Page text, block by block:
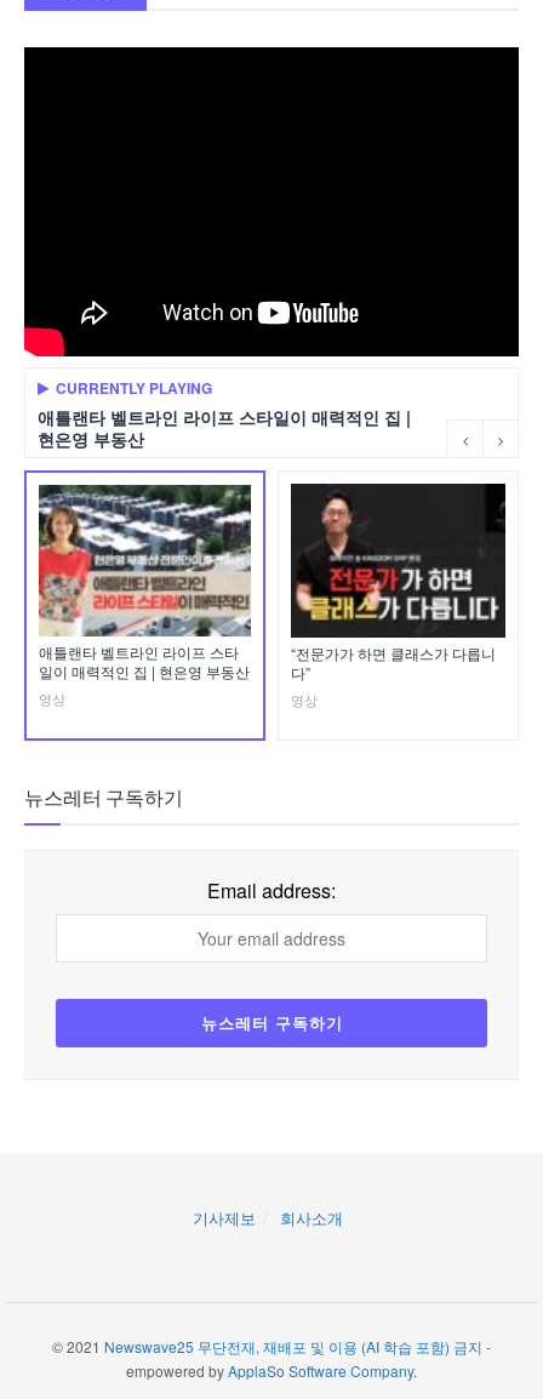
CURRENTLY PLAYING
애틀랜타 벨트라인 라이프 스타일이 매력적인 집 |
현은영 부동산
애틀랜타 벨트라인 라이프 스타
일이 매력적인 집 | 현은영 부동산
영상
“전문가가 하면 클래스가 다릅니
다”
영상
뉴스레터 구독하기
Email address:
기사제보 회사소개
© 2021 Newswave25 무단전재, 재배포 및 이용 (AI 학습 포함) 금지 -
empowered byApplaSo Software Company.